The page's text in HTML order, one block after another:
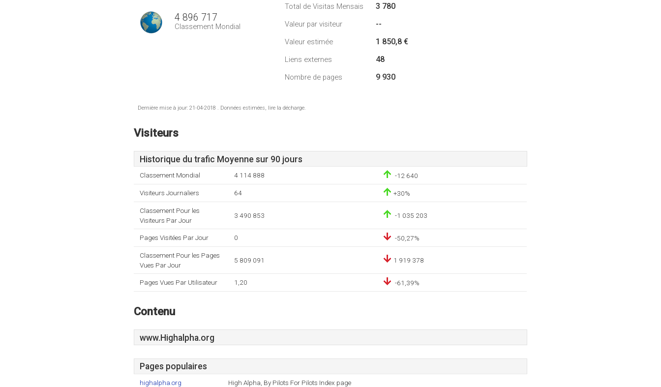
4 896 717
Classement Mondial
Total de Visitas Mensais 3 780
Valeur par visiteur --
Valeur estimée 1 850,8 €
Liens externes 48
Nombre de pages 9 930
Dernière mise à jour: 21-04-2018 . Données estimées, lire la décharge.
Visiteurs
Historique du trafic Moyenne sur 90 jours
Classement Mondial 4 114 888 -12 640
Visiteurs Journaliers 64 +30%
Classement Pour les
Visiteurs Par Jour
3 490 853 -1 035 203
Pages Visitées Par Jour 0 -50,27%
Classement Pour les Pages
Vues Par Jour
5 809 091 1 919 378
Pages Vues Par Utilisateur 1,20 -61,39%
Contenu
www.Highalpha.org
Pages populaires
highalpha.org High Alpha, By Pilots For Pilots Index page